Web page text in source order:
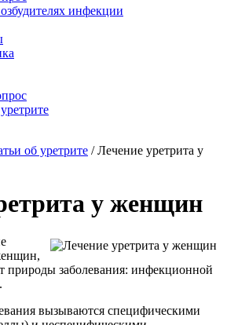
инфекции
об уретрите /Лечение уретрита у
у женщин
природы заболевания: инфекционной
вызываются специфическими